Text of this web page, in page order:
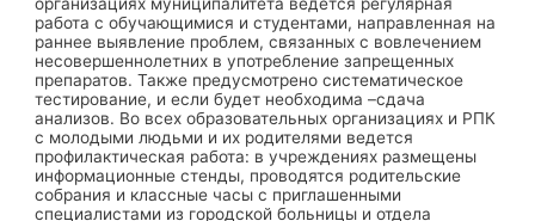
работа с обучающимися и студентами, направленная на
раннее выявление проблем, связанных с вовлечением
несовершеннолетних в употребление запрещенных
препаратов. Также предусмотрено систематическое
тестирование, и если будет необходима –сдача
анализов. Во всех образовательных организациях и РПК
с молодыми людьми и их родителями ведется
профилактическая работа: в учреждениях размещены
информационные стенды, проводятся родительские
собрания и классные часы с приглашенными
специалистами из городской больницы и отдела